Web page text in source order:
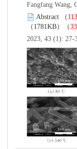
Fangfang Wang,
Abstract （
（1781KB）（
2023, 43 (1): 27-